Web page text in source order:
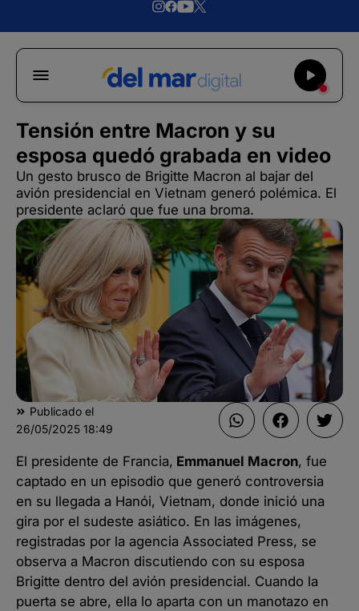
Tensión entre Macron y su
esposa quedó grabada en video
Un gesto brusco de Brigitte Macron al bajar del
avión presidencial en Vietnam generó polémica. El
presidente aclaró que fue una broma.
Publicado el
26/05/2025 18:49
El presidente de Francia, Emmanuel Macron, fue
captado en un episodio que generó controversia
en su llegada a Hanói, Vietnam, donde inició una
gira por el sudeste asiático. En las imágenes,
registradas por la agencia Associated Press, se
observa a Macron discutiendo con su esposa
Brigitte dentro del avión presidencial. Cuando la
puerta se abre, ella lo aparta con un manotazo en